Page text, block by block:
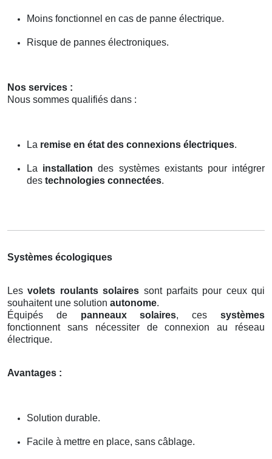
Moins fonctionnel en cas de panne électrique.
Risque de pannes électroniques.
Nos services :
Nous sommes qualifiés dans :
La remise en état des connexions électriques.
La installation des systèmes existants pour intégrer
des technologies connectées.
Systèmes écologiques
Lesvolets roulants solaires sont parfaits pour ceux qui
souhaitent une solution autonome.
Équipés de panneaux solaires, cessystèmes
fonctionnent sans nécessiter de connexion au réseau
électrique.
Avantages :
Solution durable.
Facile à mettre en place, sans câblage.